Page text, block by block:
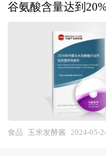
营养需要。 本研究
据了国家统计局、
经济信息中心、国
署、全国商业信息
中国行业研究网、
以及乳粉专业研究
对我国乳粉的行业
谷氨酸含量达到
（粉）核苷酸含量
很好的呈味功能。
东、吉林、黑龙江
辽宁等地。山东是
品种类也最多，产
团有3家在山东。
50亿元以上的有7家
食品 玉米发酵酱 2024-05-